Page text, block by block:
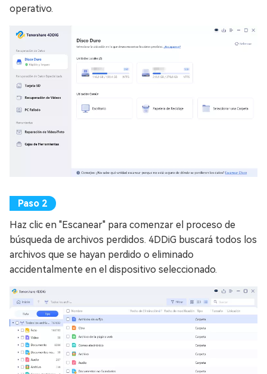
operativo.
Haz clic en "Escanear" para comenzar el proceso de
búsqueda de archivos perdidos. 4DDiG buscará todos los
archivos que se hayan perdido o eliminado
accidentalmente en el dispositivo seleccionado.